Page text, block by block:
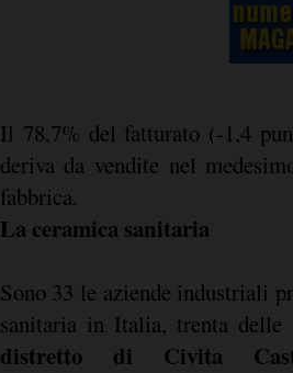
Il 78,7% del fatturato (-1,4
deriva da vendite nel
fabbrica.
La ceramica sanitaria
Sono 33 le aziende industriali
sanitaria in Italia, trenta delle
distretto di Civita